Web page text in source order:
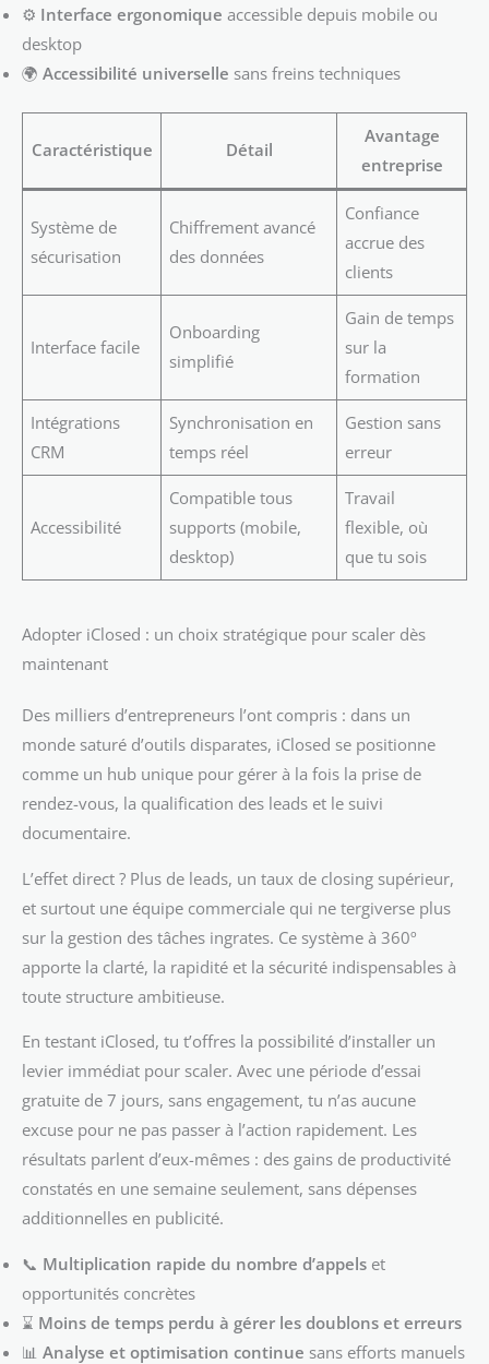
⚙️ Interface ergonomique accessible depuis mobile ou
desktop
🌍 Accessibilité universelle sans freins techniques
Caractéristique Détail
Avantage
entreprise
Système de
sécurisation
Chiffrement avancé
des données
Confiance
accrue des
clients
Interface facile
Onboarding
simplifié
Gain de temps
sur la
formation
Intégrations
CRM
Synchronisation en
temps réel
Gestion sans
erreur
Accessibilité
Compatible tous
supports (mobile,
desktop)
Travail
flexible, où
que tu sois
Adopter iClosed : un choix stratégique pour scaler dès
maintenant
Des milliers d’entrepreneurs l’ont compris : dans un
monde saturé d’outils disparates, iClosed se positionne
comme un hub unique pour gérer à la fois la prise de
rendez-vous, la qualification des leads et le suivi
documentaire.
L’effet direct ? Plus de leads, un taux de closing supérieur,
et surtout une équipe commerciale qui ne tergiverse plus
sur la gestion des tâches ingrates. Ce système à 360º
apporte la clarté, la rapidité et la sécurité indispensables à
toute structure ambitieuse.
En testant iClosed, tu t’offres la possibilité d’installer un
levier immédiat pour scaler. Avec une période d’essai
gratuite de 7 jours, sans engagement, tu n’as aucune
excuse pour ne pas passer à l’action rapidement. Les
résultats parlent d’eux-mêmes : des gains de productivité
constatés en une semaine seulement, sans dépenses
additionnelles en publicité.
📞 Multiplication rapide du nombre d’appels et
opportunités concrètes
⌛ Moins de temps perdu à gérer les doublons et erreurs
📊 Analyse et optimisation continue sans efforts manuels